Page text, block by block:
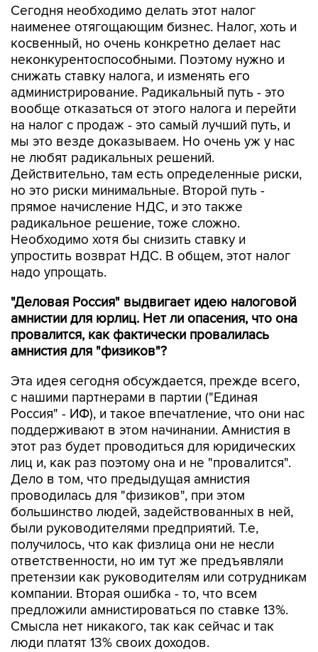
Сегодня необходимо делать этот налог
наименее отягощающим бизнес. Налог, хоть и
косвенный, но очень конкретно делает нас
неконкурентоспособными. Поэтому нужно и
снижать ставку налога, и изменять его
администрирование. Радикальный путь - это
вообще отказаться от этого налога и перейти
на налог с продаж - это самый лучший путь, и
мы это везде доказываем. Но очень уж у нас
не любят радикальных решений.
Действительно, там есть определенные риски,
но это риски минимальные. Второй путь -
прямое начисление НДС, и это также
радикальное решение, тоже сложно.
Необходимо хотя бы снизить ставку и
упростить возврат НДС. В общем, этот налог
надо упрощать.
"Деловая Россия" выдвигает идею налоговой
амнистии для юрлиц. Нет ли опасения, что она
провалится, как фактически провалилась
амнистия для "физиков"?
Эта идея сегодня обсуждается, прежде всего,
с нашими партнерами в партии ("Единая
Россия" - ИФ), и такое впечатление, что они нас
поддерживают в этом начинании. Амнистия в
этот раз будет проводиться для юридических
лиц и, как раз поэтому она и не "провалится".
Дело в том, что предыдущая амнистия
проводилась для "физиков", при этом
большинство людей, задействованных в ней,
были руководителями предприятий. Т.е,
получилось, что как физлица они не несли
ответственности, но им тут же предъявляли
претензии как руководителям или сотрудникам
компании. Вторая ошибка - то, что всем
предложили амнистироваться по ставке 13%.
Смысла нет никакого, так как сейчас и так
люди платят 13% своих доходов.